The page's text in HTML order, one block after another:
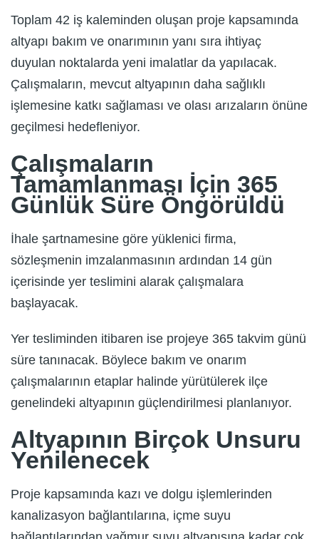
Toplam 42 iş kaleminden oluşan proje kapsamında
altyapı bakım ve onarımının yanı sıra ihtiyaç
duyulan noktalarda yeni imalatlar da yapılacak.
Çalışmaların, mevcut altyapının daha sağlıklı
işlemesine katkı sağlaması ve olası arızaların önüne
geçilmesi hedefleniyor.
Çalışmaların
Tamamlanması İçin 365
Günlük Süre Öngörüldü
İhale şartnamesine göre yüklenici firma,
sözleşmenin imzalanmasının ardından 14 gün
içerisinde yer teslimini alarak çalışmalara
başlayacak.
Yer tesliminden itibaren ise projeye 365 takvim günü
süre tanınacak. Böylece bakım ve onarım
çalışmalarının etaplar halinde yürütülerek ilçe
genelindeki altyapının güçlendirilmesi planlanıyor.
Altyapının Birçok Unsuru
Yenilenecek
Proje kapsamında kazı ve dolgu işlemlerinden
kanalizasyon bağlantılarına, içme suyu